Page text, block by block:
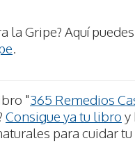
la Gripe? Aquí
.
"365 Remedios
Consigue ya tu libro y
para cuidar